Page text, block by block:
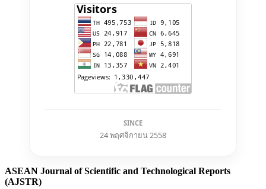
SINCE
24 พฤศจิกายน 2558
ASEAN Journal of Scientific and Technological Reports
(AJSTR)